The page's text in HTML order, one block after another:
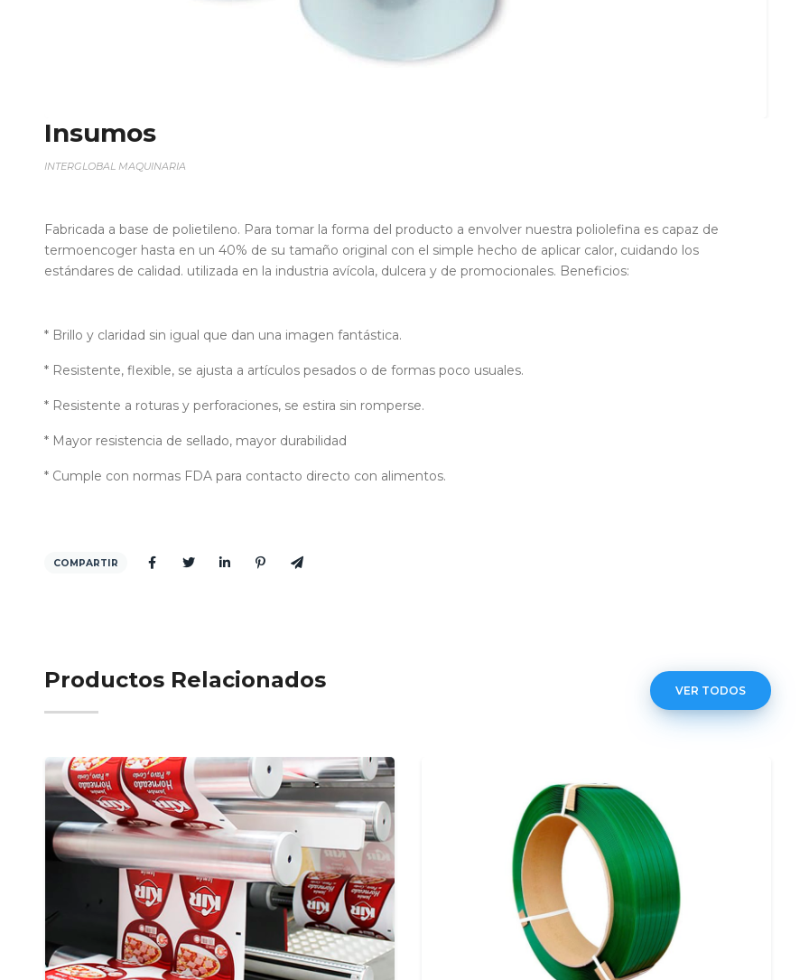
Insumos
INTERGLOBAL MAQUINARIA
Fabricada a base de polietileno. Para tomar la forma del producto a envolver nuestra poliolefina es capaz de
termoencoger hasta en un 40% de su tamaño original con el simple hecho de aplicar calor, cuidando los
estándares de calidad. utilizada en la industria avícola, dulcera y de promocionales. Beneficios:
* Brillo y claridad sin igual que dan una imagen fantástica.
* Resistente, flexible, se ajusta a artículos pesados o de formas poco usuales.
* Resistente a roturas y perforaciones, se estira sin romperse.
* Mayor resistencia de sellado, mayor durabilidad
* Cumple con normas FDA para contacto directo con alimentos.
COMPARTIR
Productos Relacionados VER TODOS